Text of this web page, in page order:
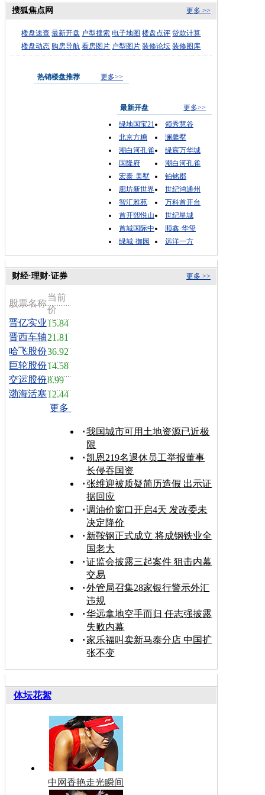
更多 >>
搜狐焦点网
楼盘速查 最新开盘 户型搜索 电子地图 楼盘点评 贷款计算
楼盘动态 购房导航 看房图片 户型图片 装修论坛 装修图库
热销楼盘推荐 更多>>
最新开盘
更多>>
绿地国宝21
领秀慧谷
北京方糖
澜馨墅
潮白河孔雀
绿宸万华城
国隆府
潮白河孔雀
宏泰·美墅
铂铭郡
廊坊新世界
世纪鸿通州
智汇雅苑
万科首开台
首开熙悦山
世纪星城
首城国际中
顺鑫·华玺
绿城·御园
远洋一方
更多 >>
财经·理财·证券
股票名称
当前
价
晋亿实业15.84
晋西车轴21.81
哈飞股份36.92
巨轮股份14.58
交运股份8.99
渤海活塞12.44
更多
我国城市可用土地资源已近极
限
凯恩219名退休员工举报董事
长侵吞国资
张维迎被质疑简历造假 出示证
据回应
调油价窗口开启4天 发改委未
决定降价
新鞍钢正式成立 将成钢铁业全
国老大
证监会披露三起案件 狙击内幕
交易
外管局召集28家银行警示外汇
违规
华远拿地空手而归 任志强披露
失败内幕
家乐福叫卖新马泰分店 中国扩
张不变
体坛花絮
中网香艳走光瞬间